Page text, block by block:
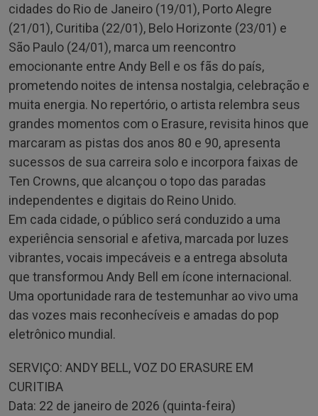
cidades do Rio de Janeiro (19/01), Porto Alegre
(21/01), Curitiba (22/01), Belo Horizonte (23/01) e
São Paulo (24/01), marca um reencontro
emocionante entre Andy Bell e os fãs do país,
prometendo noites de intensa nostalgia, celebração e
muita energia. No repertório, o artista relembra seus
grandes momentos com o Erasure, revisita hinos que
marcaram as pistas dos anos 80 e 90, apresenta
sucessos de sua carreira solo e incorpora faixas de
Ten Crowns, que alcançou o topo das paradas
independentes e digitais do Reino Unido.
Em cada cidade, o público será conduzido a uma
experiência sensorial e afetiva, marcada por luzes
vibrantes, vocais impecáveis e a entrega absoluta
que transformou Andy Bell em ícone internacional.
Uma oportunidade rara de testemunhar ao vivo uma
das vozes mais reconhecíveis e amadas do pop
eletrônico mundial.
SERVIÇO: ANDY BELL, VOZ DO ERASURE EM
CURITIBA
Data: 22 de janeiro de 2026 (quinta-feira)